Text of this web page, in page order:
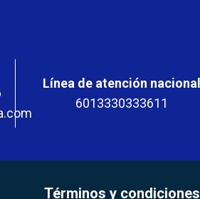
Línea de atención nacional
6013330333611
Términos y condiciones